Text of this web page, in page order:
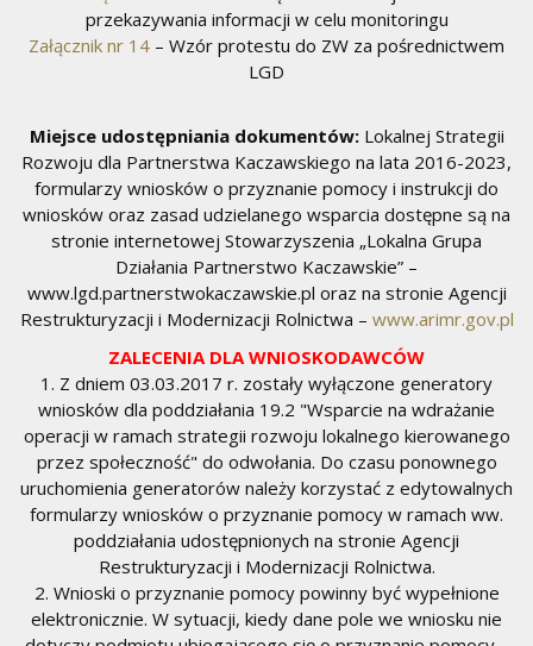
przekazywania informacji w celu monitoringu
Załącznik nr 14 – Wzór protestu do ZW za pośrednictwem
LGD
Miejsce udostępniania dokumentów:Lokalnej Strategii
Rozwoju dla Partnerstwa Kaczawskiego na lata 2016-2023,
formularzy wniosków o przyznanie pomocy i instrukcji do
wniosków oraz zasad udzielanego wsparcia dostępne są na
stronie internetowej Stowarzyszenia „Lokalna Grupa
Działania Partnerstwo Kaczawskie” –
www.lgd.partnerstwokaczawskie.pl oraz na stronie Agencji
Restrukturyzacji i Modernizacji Rolnictwa – www.arimr.gov.pl
ZALECENIA DLA WNIOSKODAWCÓW
1. Z dniem 03.03.2017 r. zostały wyłączone generatory
wniosków dla poddziałania 19.2 "Wsparcie na wdrażanie
operacji w ramach strategii rozwoju lokalnego kierowanego
przez społeczność" do odwołania. Do czasu ponownego
uruchomienia generatorów należy korzystać z edytowalnych
formularzy wniosków o przyznanie pomocy w ramach ww.
poddziałania udostępnionych na stronie Agencji
Restrukturyzacji i Modernizacji Rolnictwa.
2. Wnioski o przyznanie pomocy powinny być wypełnione
elektronicznie. W sytuacji, kiedy dane pole we wniosku nie